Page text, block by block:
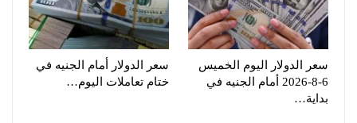
سعر الدولار اليوم الخميس
6-8-2026 أمام الجنيه في
بداية…
سعر الدولار أمام الجنيه في
ختام تعاملات اليوم…